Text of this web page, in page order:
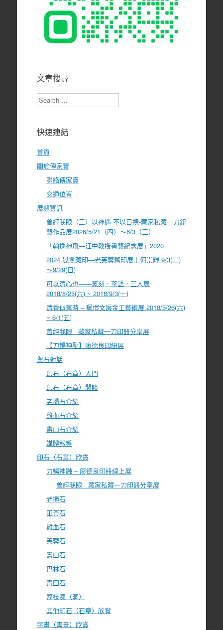
文章搜尋
Search
快速連結
首頁
關於傳家寶
聯絡傳家寶
交通位置
展覽資訊
曾經我眼（三）以神遇 不以目視-藏家私藏一刀鈕
藝作品展2026/5/21（四）～6/3（三）
「翰逸神飛—汪中教授書藝紀念展」2020
2024 晟盦藏印—老芙蓉舊印展｜何崇輝 9/3(二)
～9/29(日)
可以清心也――篆刻．茶語．三人展
2018/8/25(六) ~ 2018/9/3(一)
清香似舊時 – 珮愷文房金工藝術展 2018/5/26(六)
~ 6/1(五)
曾經我眼 · 藏家私藏一刀印鈕分享展
【刀暢神融】廖德良印紐展
與石對話
印石（石章）入門
印石（石章）閒談
老撾石介紹
雞血石介紹
壽山石介紹
媒體報導
印石（石章）欣賞
刀暢神融 – 廖德良印紐線上展
曾經我眼 · 藏家私藏一刀印鈕分享展
老撾石
田黃石
雞血石
芙蓉石
壽山石
巴林石
青田石
荔枝凍（洞）
其他印石（石章）欣賞
字畫（書畫）欣賞